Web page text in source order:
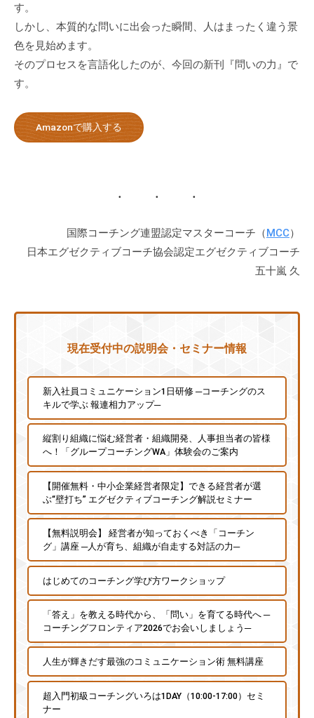
す。
しかし、本質的な問いに出会った瞬間、人はまったく違う景
色を見始めます。
そのプロセスを言語化したのが、今回の新刊『問いの力』で
す。
Amazonで購入する
国際コーチング連盟認定マスターコーチ（MCC）
日本エグゼクティブコーチ協会認定エグゼクティブコーチ
五十嵐 久
現在受付中の説明会・セミナー情報
新入社員コミュニケーション1日研修 ─コーチングのス
キルで学ぶ 報連相力アップ─
縦割り組織に悩む経営者・組織開発、人事担当者の皆様
へ！「グループコーチングWA」体験会のご案内
【開催無料・中小企業経営者限定】できる経営者が選
ぶ“壁打ち” エグゼクティブコーチング解説セミナー
【無料説明会】 経営者が知っておくべき「コーチン
グ」講座 ─人が育ち、組織が自走する対話の力─
はじめてのコーチング学び方ワークショップ
「答え」を教える時代から、「問い」を育てる時代へ ─
コーチングフロンティア2026でお会いしましょう─
人生が輝きだす最強のコミュニケーション術 無料講座
超入門初級コーチングいろは1DAY（10:00-17:00）セミ
ナー